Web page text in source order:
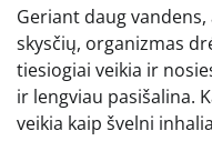
Geriant daug
skysčių, organizmas
tiesiogiai veikia ir
ir lengviau pasišalina.
veikia kaip švelni